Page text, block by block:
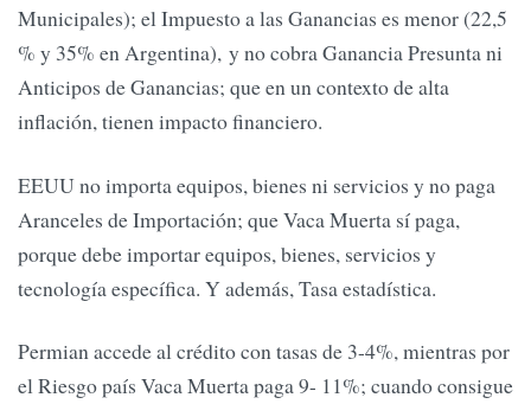
Municipales); el Impuesto a las Ganancias es menor (22,5
% y 35% en Argentina), y no cobra Ganancia Presunta ni
Anticipos de Ganancias; que en un contexto de alta
inflación, tienen impacto financiero.
EEUU no importa equipos, bienes ni servicios y no paga
Aranceles de Importación; que Vaca Muerta sí paga,
porque debe importar equipos, bienes, servicios y
tecnología específica. Y además, Tasa estadística.
Permian accede al crédito con tasas de 3-4%, mientras por
el Riesgo país Vaca Muerta paga 9- 11%; cuando consigue